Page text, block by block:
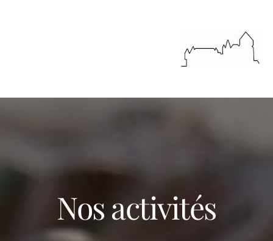
Nos activités